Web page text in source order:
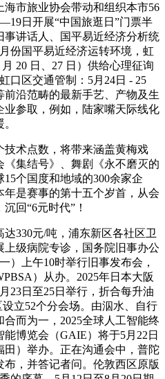
市旅业协会带动和组织本市56
日开展“中国旅逛日”门票半
讲话人、国平易近经济分析统
份国平易近经济运转环境，虹
20 日、27 日）供给心理征询
口区交通管制：5月24日 - 25
前沿范畴的最新手艺、产物及生
参取，例如，陆家嘴天际线化
术点数，将带来涵盖黄梅戏
《集结号》、舞剧《永不磨灭的
个国度和地域的300余家企
是赛事的第十五个岁首，从会
回“6元时代”！
330元/吨，浦东新区各社区卫
上级病院专诊，国务院旧事办公
）上午10时举行旧事发布会，
）从办。2025年日本大阪
23日至25日举行，折合每升油
立52个分会场。由泅水、自行
而为一，2025全球人工智能终
博览会（GAIE）将于5月22日
田）举办。正在沟通会中，普陀
，并答记者问。伦敦西区原版